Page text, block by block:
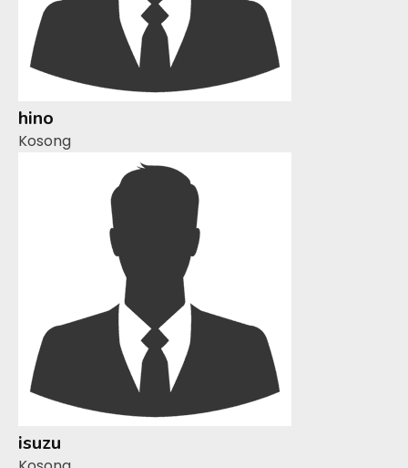
hino
Kosong
isuzu